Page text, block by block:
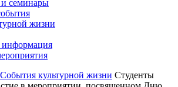
семинары
жизни
События культурной жизни Студенты